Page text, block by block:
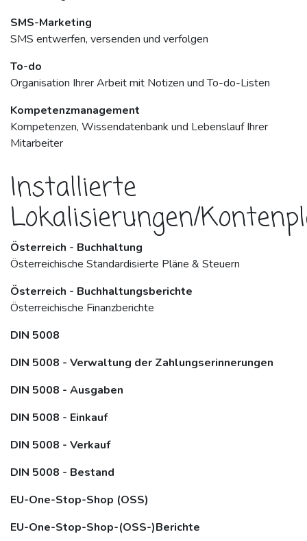
SMS-Marketing
SMS entwerfen, versenden und verfolgen
To-do
Organisation Ihrer Arbeit mit Notizen und To-do-Listen
Kompetenzmanagement
Kompetenzen, Wissendatenbank und Lebenslauf Ihrer
Mitarbeiter
Installierte
Lokalisierungen/
Österreich - Buchhaltung
Österreichische Standardisierte Pläne & Steuern
Österreich - Buchhaltungsberichte
Österreichische Finanzberichte
DIN 5008
DIN 5008 - Verwaltung der Zahlungserinnerungen
DIN 5008 - Ausgaben
DIN 5008 - Einkauf
DIN 5008 - Verkauf
DIN 5008 - Bestand
EU-One-Stop-Shop (OSS)
EU-One-Stop-Shop-(OSS-)Berichte